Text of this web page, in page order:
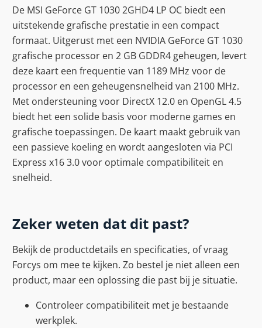
De MSI GeForce GT 1030 2GHD4 LP OC biedt een
uitstekende grafische prestatie in een compact
formaat. Uitgerust met een NVIDIA GeForce GT 1030
grafische processor en 2 GB GDDR4 geheugen, levert
deze kaart een frequentie van 1189 MHz voor de
processor en een geheugensnelheid van 2100 MHz.
Met ondersteuning voor DirectX 12.0 en OpenGL 4.5
biedt het een solide basis voor moderne games en
grafische toepassingen. De kaart maakt gebruik van
een passieve koeling en wordt aangesloten via PCI
Express x16 3.0 voor optimale compatibiliteit en
snelheid.
Zeker weten dat dit past?
Bekijk de productdetails en specificaties, of vraag
Forcys om mee te kijken. Zo bestel je niet alleen een
product, maar een oplossing die past bij je situatie.
Controleer compatibiliteit met je bestaande
werkplek.